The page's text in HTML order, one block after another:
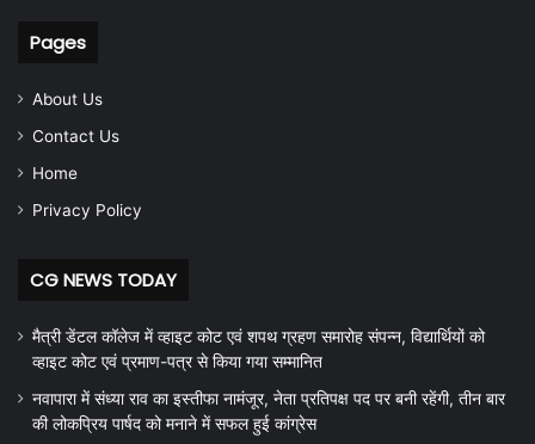
Pages
About Us
Contact Us
Home
Privacy Policy
CG NEWS TODAY
मैत्री डेंटल कॉलेज में व्हाइट कोट एवं शपथ ग्रहण समारोह संपन्न, विद्यार्थियों को
व्हाइट कोट एवं प्रमाण-पत्र से किया गया सम्मानित
नवापारा में संध्या राव का इस्तीफा नामंजूर, नेता प्रतिपक्ष पद पर बनी रहेंगी, तीन बार
की लोकप्रिय पार्षद को मनाने में सफल हुई कांग्रेस